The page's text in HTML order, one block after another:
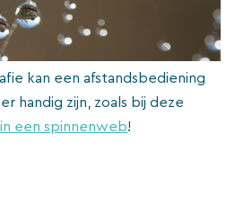
kan een afstandsbediening
handig zijn, zoals bij deze
een spinnenweb!